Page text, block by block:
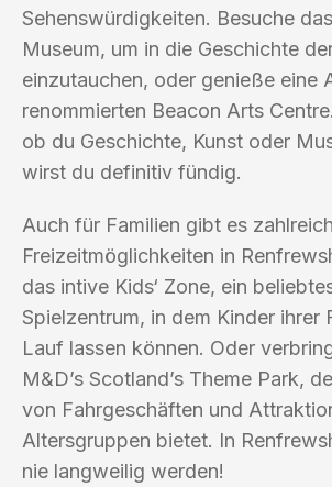
Sehenswürdigkeiten. Besuche
Museum, um in die Geschichte
einzutauchen, oder genieße eine
renommierten Beacon Arts
ob du Geschichte, Kunst oder
wirst du definitiv fündig.
Auch für Familien gibt es
Freizeitmöglichkeiten in
das intive Kids‘ Zone, ein
Spielzentrum, in dem Kinder ihrer
Lauf lassen können. Oder
M&D’s Scotland’s Theme Park,
von Fahrgeschäften und
Altersgruppen bietet. In
nie langweilig werden!